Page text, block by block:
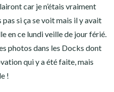
car je n’étais vraiment
pas si ça se voit mais il y avait
en ce lundi veille de jour férié.
photos dans les Docks dont
qui y a été faite, mais
!